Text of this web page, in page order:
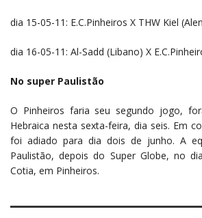
dia 15-05-11: E.C.Pinheiros X THW Kiel
dia 16-05-11: Al-Sadd (Libano) X
No super Paulistão
O Pinheiros faria seu segundo jogo,
Hebraica nesta sexta-feira, dia seis. Em
foi adiado para dia dois de junho. A
Paulistão, depois do Super Globe, no
Cotia, em Pinheiros.